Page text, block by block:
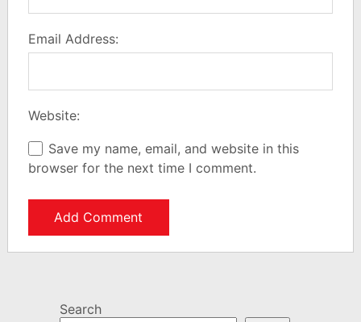
Email Address:
Website:
Save my name, email, and website in this
browser for the next time I comment.
Search